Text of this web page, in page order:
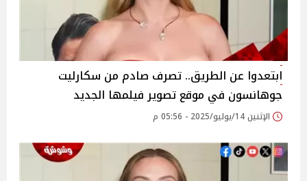
ابتعدوا عن الطريق.. تصرف صادم من سكارليت
جوهانسون في موقع تصوير فيلمها الجديد
الإثنين 14/يوليو/2025 - 05:56 م